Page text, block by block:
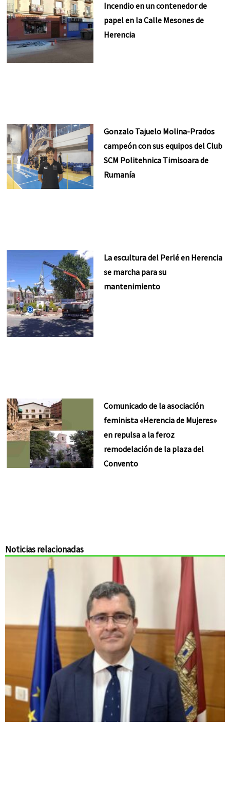
Incendio en un contenedor de
papel en la Calle Mesones de
Herencia
Gonzalo Tajuelo Molina-Prados
campeón con sus equipos del Club
SCM Politehnica Timisoara de
Rumanía
La escultura del Perlé en Herencia
se marcha para su
mantenimiento
Comunicado de la asociación
feminista «Herencia de Mujeres»
en repulsa a la feroz
remodelación de la plaza del
Convento
Noticias relacionadas